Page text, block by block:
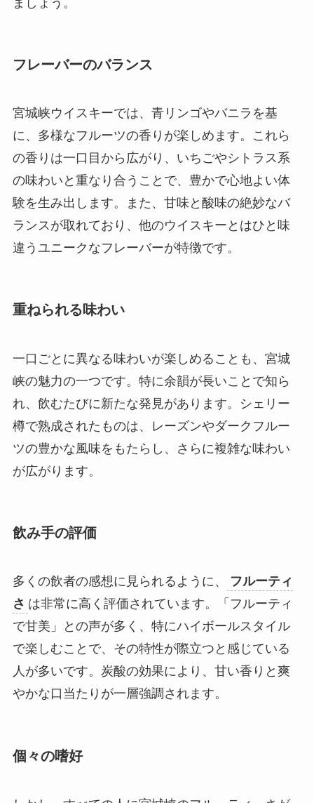
フレーバーのバランス
宮城峡ウイスキーでは、青リンゴやバニラを基
に、多様なフルーツの香りが楽しめます。これら
の香りは一口目から広がり、いちごやシトラス系
の味わいと重なり合うことで、豊かで心地よい体
験を生み出します。また、甘味と酸味の絶妙なバ
ランスが取れており、他のウイスキーとはひと味
違うユニークなフレーバーが特徴です。
重ねられる味わい
一口ごとに異なる味わいが楽しめることも、宮城
峡の魅力の一つです。特に余韻が長いことで知ら
れ、飲むたびに新たな発見があります。シェリー
樽で熟成されたものは、レーズンやダークフルー
ツの豊かな風味をもたらし、さらに複雑な味わい
が広がります。
飲み手の評価
多くの飲者の感想に見られるように、
フルーティ
さ は非常に高く評価されています。「フルーティ
で甘美」との声が多く、特にハイボールスタイル
で楽しむことで、その特性が際立つと感じている
人が多いです。炭酸の効果により、甘い香りと爽
やかな口当たりが一層強調されます。
個々の嗜好